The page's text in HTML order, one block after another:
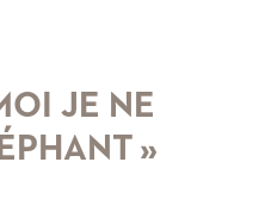
JE NE
»